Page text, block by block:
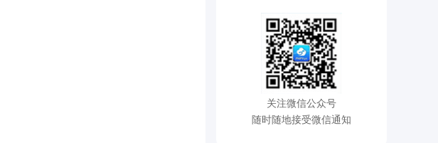
关注微信公众号
随时随地接受微信通知